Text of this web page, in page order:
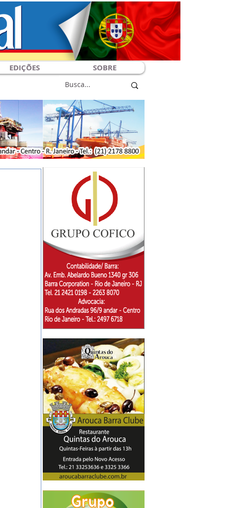
EDIÇÕES SOBRE